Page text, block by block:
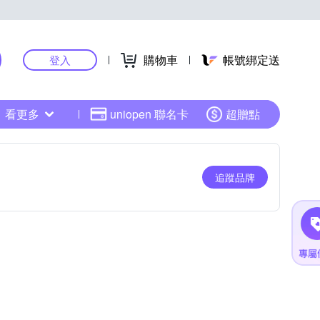
登入 購物車 帳號綁定送
看更多 uniopen 聯名卡 超贈點
追蹤品牌